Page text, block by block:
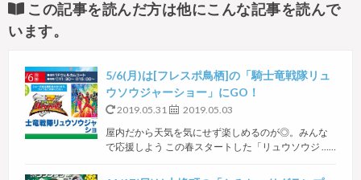
この記事を読んだ方は他にこんな記事を読んで
います。
5/6(月)は[フレスポ鳥栖]の「騎士竜戦隊リュ
ウソウジャーショー」にGO！
2019.05.31
2019.05.03
屋内だから天気を気にせず楽しめるのが◎。みんな
で応援しよう この春スタートした「リュウソウジ ……